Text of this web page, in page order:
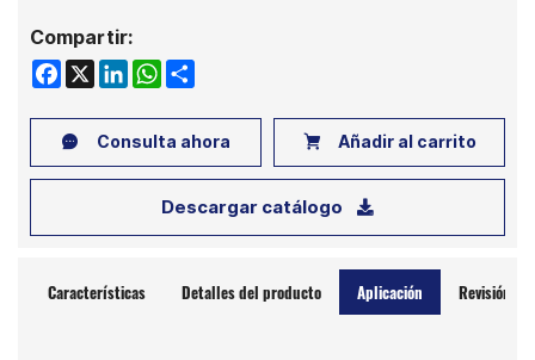
Compartir:
Facebook
X LinkedIn
WhatsApp
Share
Consulta ahora Añadir al carrito
Descargar catálogo
Características Detalles del producto Aplicación Revisión